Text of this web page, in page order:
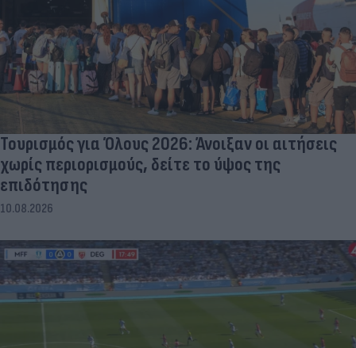
Τουρισμός για Όλους 2026: Άνοιξαν οι αιτήσεις
χωρίς περιορισμούς, δείτε το ύψος της
επιδότησης
10.08.2026